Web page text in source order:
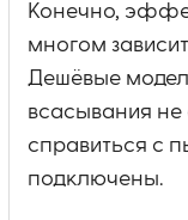
Конечно,
многом
Дешёвые
всасывания
справиться с
подключены.